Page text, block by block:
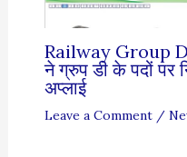
Railway Group
ने ग्रुप डी के पदों पर
अप्लाई
Leave a Comment /